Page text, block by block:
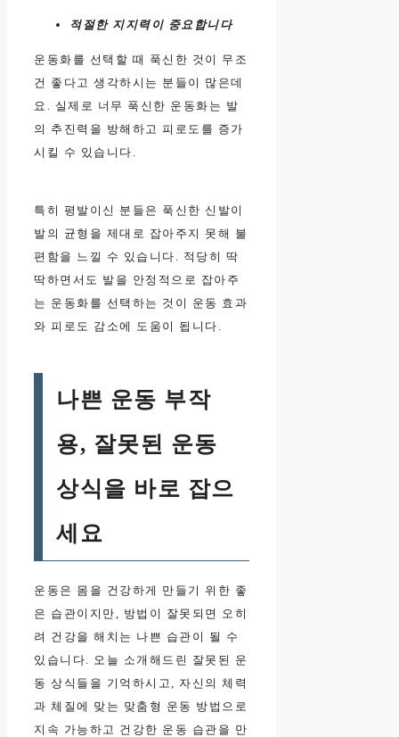
적절한 지지력이 중요합니다
운동화를 선택할 때 푹신한 것이 무조
건 좋다고 생각하시는 분들이 많은데
요. 실제로 너무 푹신한 운동화는 발
의 추진력을 방해하고 피로도를 증가
시킬 수 있습니다.
특히 평발이신 분들은 푹신한 신발이
발의 균형을 제대로 잡아주지 못해 불
편함을 느낄 수 있습니다. 적당히 딱
딱하면서도 발을 안정적으로 잡아주
는 운동화를 선택하는 것이 운동 효과
와 피로도 감소에 도움이 됩니다.
나쁜 운동 부작
용, 잘못된 운동
상식을 바로 잡으
세요
운동은 몸을 건강하게 만들기 위한 좋
은 습관이지만, 방법이 잘못되면 오히
려 건강을 해치는 나쁜 습관이 될 수
있습니다. 오늘 소개해드린 잘못된 운
동 상식들을 기억하시고, 자신의 체력
과 체질에 맞는 맞춤형 운동 방법으로
지속 가능하고 건강한 운동 습관을 만